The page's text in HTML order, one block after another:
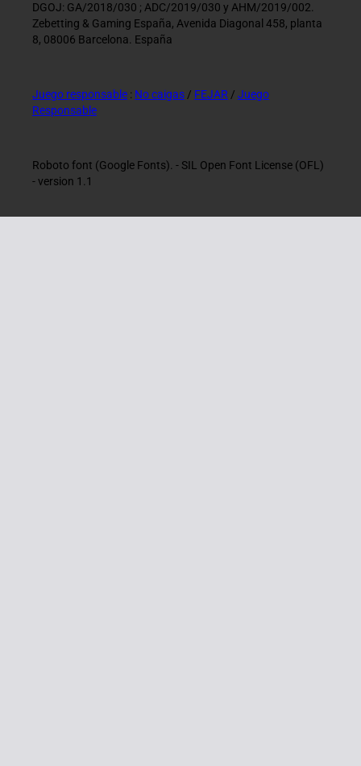
DGOJ: GA/2018/030 ; ADC/2019/030 y AHM/2019/002.
Zebetting & Gaming España, Avenida Diagonal 458, planta
8, 08006 Barcelona. España
Juego responsable : No caigas / FEJAR / Juego
Responsable
Roboto font (Google Fonts). - SIL Open Font License (OFL)
- version 1.1